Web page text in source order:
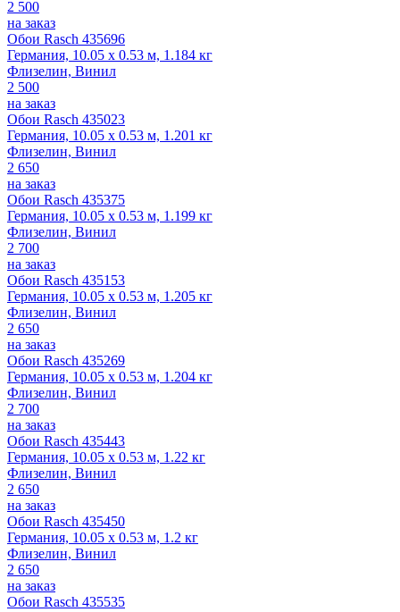
2 500
на заказ
Обои Rasch 435696
Германия, 10.05 x 0.53 м, 1.184 кг
Флизелин, Винил
2 500
на заказ
Обои Rasch 435023
Германия, 10.05 x 0.53 м, 1.201 кг
Флизелин, Винил
2 650
на заказ
Обои Rasch 435375
Германия, 10.05 x 0.53 м, 1.199 кг
Флизелин, Винил
2 700
на заказ
Обои Rasch 435153
Германия, 10.05 x 0.53 м, 1.205 кг
Флизелин, Винил
2 650
на заказ
Обои Rasch 435269
Германия, 10.05 x 0.53 м, 1.204 кг
Флизелин, Винил
2 700
на заказ
Обои Rasch 435443
Германия, 10.05 x 0.53 м, 1.22 кг
Флизелин, Винил
2 650
на заказ
Обои Rasch 435450
Германия, 10.05 x 0.53 м, 1.2 кг
Флизелин, Винил
2 650
на заказ
Обои Rasch 435535